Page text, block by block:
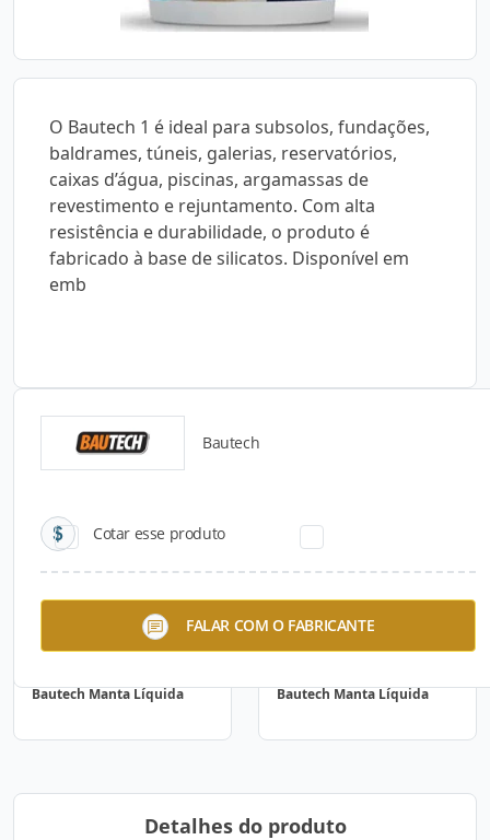
O Bautech 1 é ideal para subsolos, fundações,
baldrames, túneis, galerias, reservatórios,
caixas d’água, piscinas, argamassas de
revestimento e rejuntamento. Com alta
resistência e durabilidade, o produto é
fabricado à base de silicatos. Disponível em
emb
Bautech
Cotar esse produto
FALAR COM O FABRICANTE
Catálogos para Download
Bautech Manta Líquida Bautech Manta Líquida
Detalhes do produto